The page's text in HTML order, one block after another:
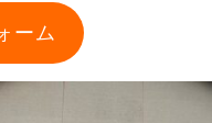
ーム